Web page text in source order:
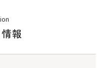
報